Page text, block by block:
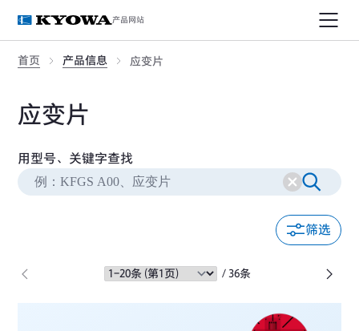
产品网站
首页 产品信息 应变片
应变片
用型号、关键字查找
筛选
/ 36条